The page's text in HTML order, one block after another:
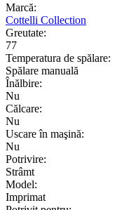
Marcă:
Cottelli Collection
Greutate:
77
Temperatura de spălare:
Spălare manuală
Înălbire:
Nu
Călcare:
Nu
Uscare în maşină:
Nu
Potrivire:
Strâmt
Model:
Imprimat